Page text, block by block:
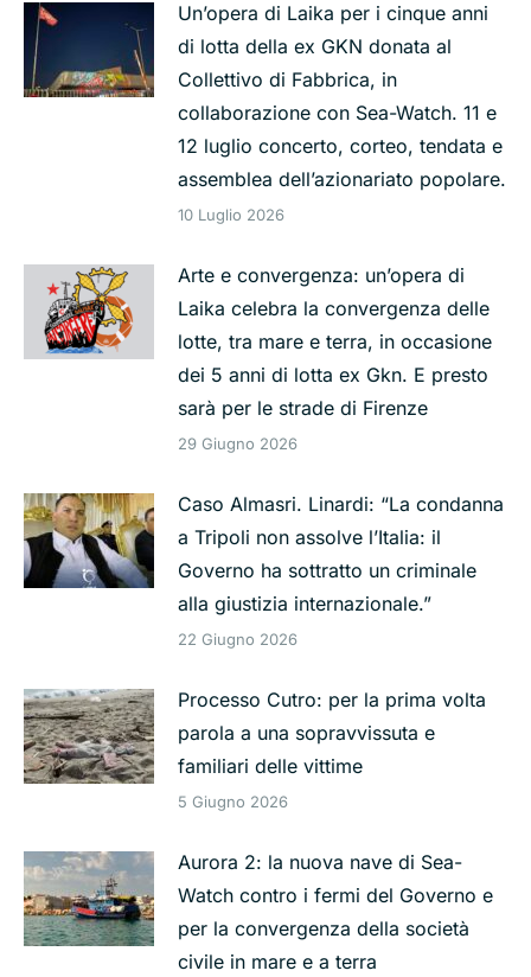
Un’opera di Laika per i cinque anni
di lotta della ex GKN donata al
Collettivo di Fabbrica, in
collaborazione con Sea-Watch. 11 e
12 luglio concerto, corteo, tendata e
assemblea dell’azionariato popolare.
10 Luglio 2026
Arte e convergenza: un’opera di
Laika celebra la convergenza delle
lotte, tra mare e terra, in occasione
dei 5 anni di lotta ex Gkn. E presto
sarà per le strade di Firenze
29 Giugno 2026
Caso Almasri. Linardi: “La condanna
a Tripoli non assolve l’Italia: il
Governo ha sottratto un criminale
alla giustizia internazionale.”
22 Giugno 2026
Processo Cutro: per la prima volta
parola a una sopravvissuta e
familiari delle vittime
5 Giugno 2026
Aurora 2: la nuova nave di Sea-
Watch contro i fermi del Governo e
per la convergenza della società
civile in mare e a terra